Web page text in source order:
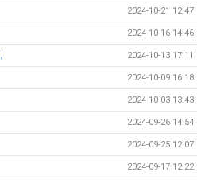
2024-10-21 12:47
2024-10-16 14:46
2024-10-13 17:11
2024-10-09 16:18
2024-10-03 13:43
2024-09-26 14:54
2024-09-25 12:07
2024-09-17 12:22